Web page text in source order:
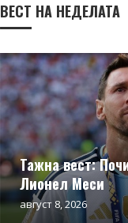
ВЕСТ НА НЕДЕЛАТА
Тажна вест:
Лионел Меси
август 8, 2026